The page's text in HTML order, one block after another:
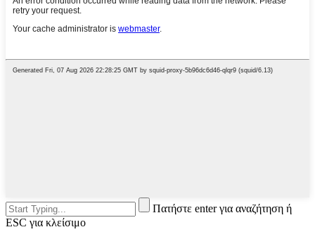
Πατήστε enter για αναζήτηση ή
ESC για κλείσιμο